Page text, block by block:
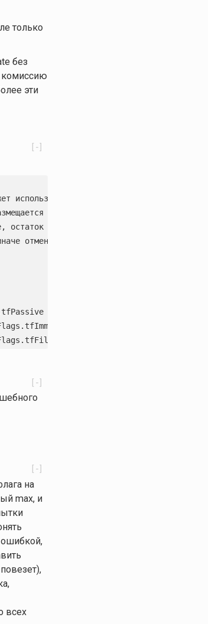
только
без
комиссию
эти
[-]
использовать AMM)")
в стакане)")
отменяется)")
отмена)")
[-]
[-]
на
max, и
ошибкой,
всех